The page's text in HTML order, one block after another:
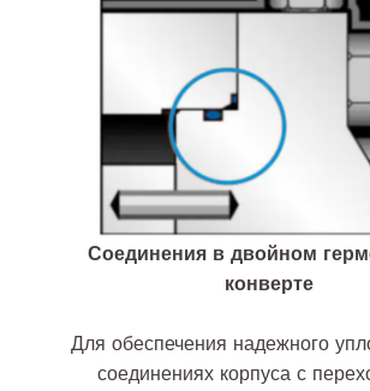
Соединения в двойном
конверте
Для обеспечения надежного
соединениях корпуса с